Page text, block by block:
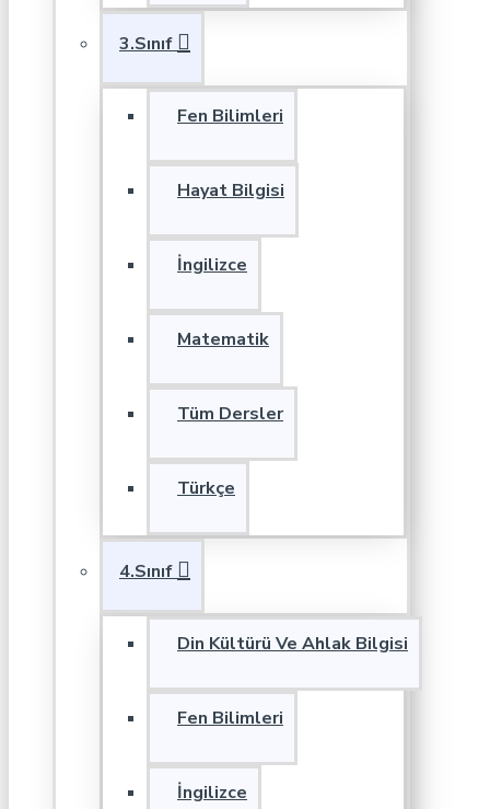
3.Sınıf
Fen Bilimleri
Hayat Bilgisi
İngilizce
Matematik
Tüm Dersler
Türkçe
4.Sınıf
Din Kültürü Ve Ahlak Bilgisi
Fen Bilimleri
İngilizce